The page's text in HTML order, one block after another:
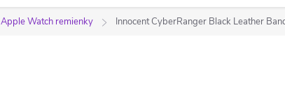
Apple Watch remienky Innocent CyberRanger Black Leather